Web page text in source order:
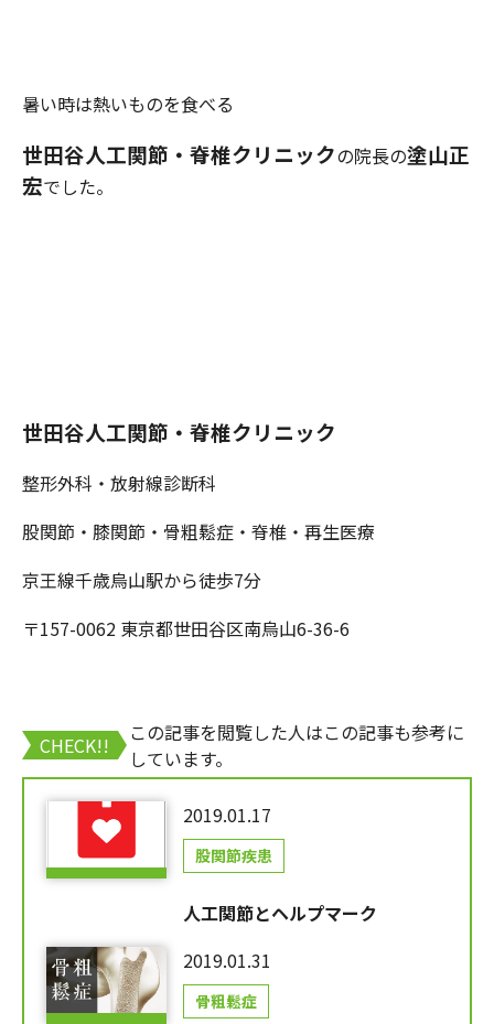
暑い時は熱いものを食べる
世田谷人工関節・ 脊椎クリニックの院長の塗山正
宏でした。
世田谷人工関節・脊椎クリニック
整形外科・放射線診断科
股関節・膝関節・骨粗鬆症・脊椎・再生医療
京王線千歳烏山駅から徒歩7分
〒157-0062 東京都世田谷区南烏山6-36-6
CHECK!!
この記事を閲覧した人はこの記事も参考に
しています。
2019.01.17
股関節疾患
人工関節とヘルプマーク
2019.01.31
骨粗鬆症